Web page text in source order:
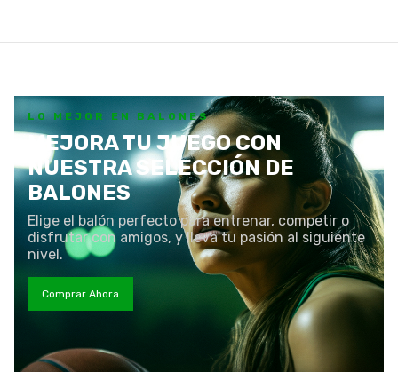
LO MEJOR EN BALONES
MEJORA TU JUEGO CON
NUESTRA SELECCIÓN DE
BALONES
Elige el balón perfecto para entrenar, competir o
disfrutar con amigos, y lleva tu pasión al siguiente
nivel.
Comprar Ahora